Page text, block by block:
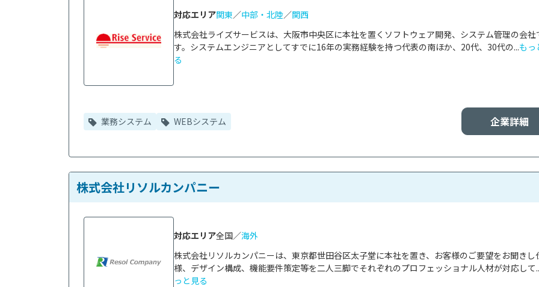
株式会社ライズサービスは、大阪市中央区に本社を置くソフトウェア開発、システム管理の会社
す。システムエンジニアとしてすでに16年の実務経験を持つ代表の南ほか、20代、30代の...もっ
る
対応エリア関東／中部・北陸／関西
企業詳細
業務システム WEBシステム
株式会社リソルカンパニー
株式会社リソルカンパニーは、東京都世田谷区太子堂に本社を置き、お客様のご要望をお聞きし
様、デザイン構成、機能要件策定等を二人三脚でそれぞれのプロフェッショナル人材が対応して
っと見る
対応エリア全国／海外